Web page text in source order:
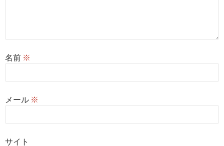
名前 ※
メール ※
サイト